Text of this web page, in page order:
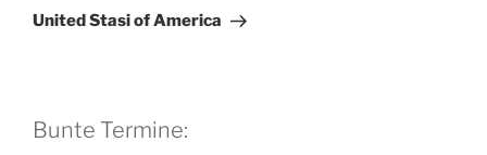
Beitrag
United Stasi of America
Bunte Termine: